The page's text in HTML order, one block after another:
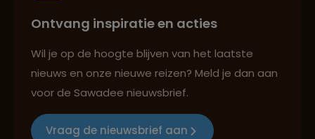
Reizen met oog voor mens, cultuur en milieu
Ontvang inspiratie en acties
Wil je op de hoogte blijven van het laatste
nieuws en onze nieuwe reizen? Meld je dan aan
voor de Sawadee nieuwsbrief.
Vraag de nieuwsbrief aan